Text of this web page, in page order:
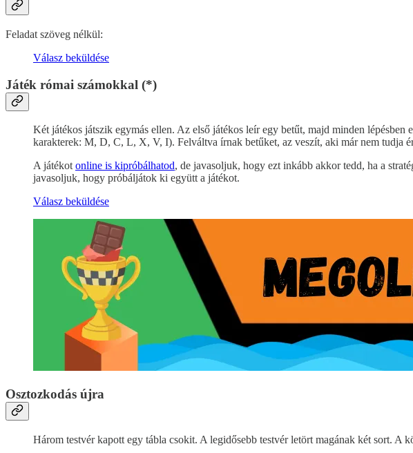
Feladat szöveg nélkül:
Válasz beküldése
Játék római számokkal (*)
Két játékos játszik egymás ellen. Az első játékos leír egy betűt, majd minden
karakterek: M, D, C, L, X, V, I). Felváltva írnak betűket, az veszít, aki már nem tudja
A játékotonline is kipróbálhatod, de javasoljuk, hogy ezt inkább akkor tedd, ha a
javasoljuk, hogy próbáljátok ki együtt a játékot.
Válasz beküldése
Osztozkodás újra
Három testvér kapott egy tábla csokit. A legidősebb testvér letört magának két sort. A